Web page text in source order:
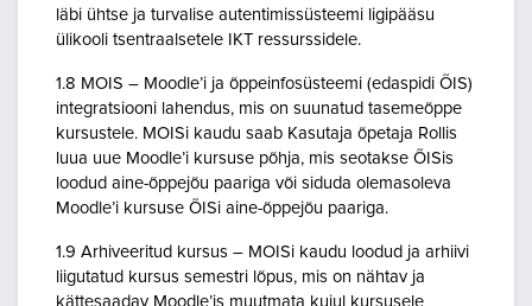
läbi ühtse ja turvalise autentimissüsteemi ligipääsu
ülikooli tsentraalsetele IKT ressurssidele.
1.8 MOIS – Moodle’i ja õppeinfosüsteemi (edaspidi ÕIS)
integratsiooni lahendus, mis on suunatud tasemeõppe
kursustele. MOISi kaudu saab Kasutaja õpetaja Rollis
luua uue Moodle’i kursuse põhja, mis seotakse ÕISis
loodud aine-õppejõu paariga või siduda olemasoleva
Moodle’i kursuse ÕISi aine-õppejõu paariga.
1.9 Arhiveeritud kursus – MOISi kaudu loodud ja arhiivi
liigutatud kursus semestri lõpus, mis on nähtav ja
kättesaadav Moodle’is muutmata kujul kursusele